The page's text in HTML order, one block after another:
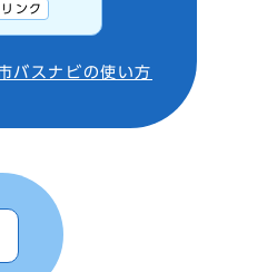
ンク
バスナビの使い方